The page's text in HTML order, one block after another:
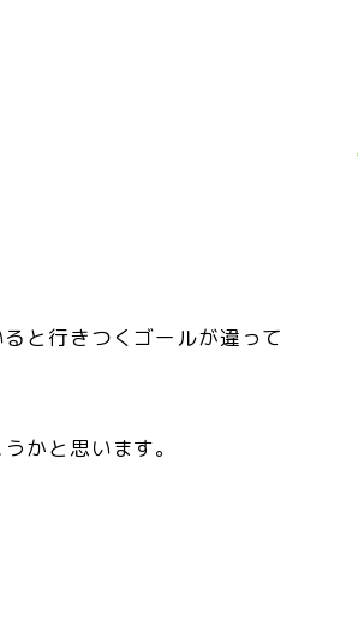
と行きつくゴールが違って
かと思います。